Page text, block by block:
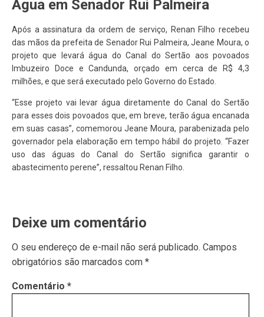
Água em Senador Rui Palmeira
Após a assinatura da ordem de serviço, Renan Filho recebeu
das mãos da prefeita de Senador Rui Palmeira, Jeane Moura, o
projeto que levará água do Canal do Sertão aos povoados
Imbuzeiro Doce e Candunda, orçado em cerca de R$ 4,3
milhões, e que será executado pelo Governo do Estado.
“Esse projeto vai levar água diretamente do Canal do Sertão
para esses dois povoados que, em breve, terão água encanada
em suas casas”, comemorou Jeane Moura, parabenizada pelo
governador pela elaboração em tempo hábil do projeto. “Fazer
uso das águas do Canal do Sertão significa garantir o
abastecimento perene”, ressaltou Renan Filho.
Deixe um comentário
O seu endereço de e-mail não será publicado. Campos
obrigatórios são marcados com *
Comentário *